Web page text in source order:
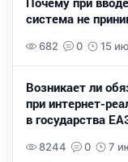
система не
682 0 15
Возникает ли
при интернет-
в государства
8244 0 7